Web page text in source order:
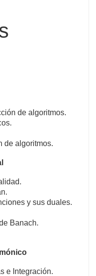
de algoritmos.
de algoritmos.
y sus duales.
Banach.
e Integración.